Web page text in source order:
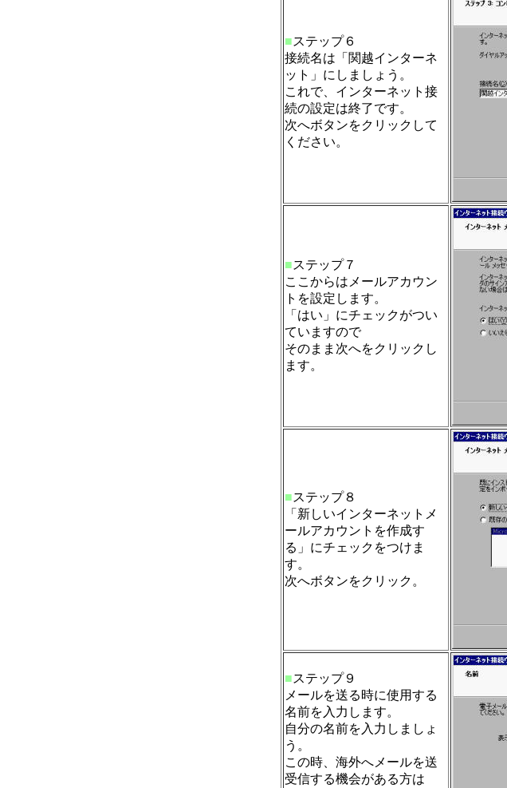
■ステップ６
接続名は「関越インターネ
ット」にしましょう。
これで、インターネット接
続の設定は終了です。
次へボタンをクリックして
ください。
■ステップ７
ここからはメールアカウン
トを設定します。
「はい」にチェックがつい
ていますので
そのまま次へをクリックし
ます。
■ステップ８
「新しいインターネットメ
ールアカウントを作成す
る」にチェックをつけま
す。
次へボタンをクリック。
■ステップ９
メールを送る時に使用する
名前を入力します。
自分の名前を入力しましょ
う。
この時、海外へメールを送
受信する機会がある方は